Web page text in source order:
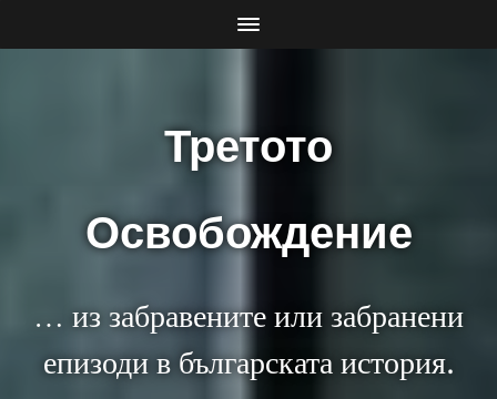
Третото
Освобождение
… из забравените или забранени
епизоди в българската история.